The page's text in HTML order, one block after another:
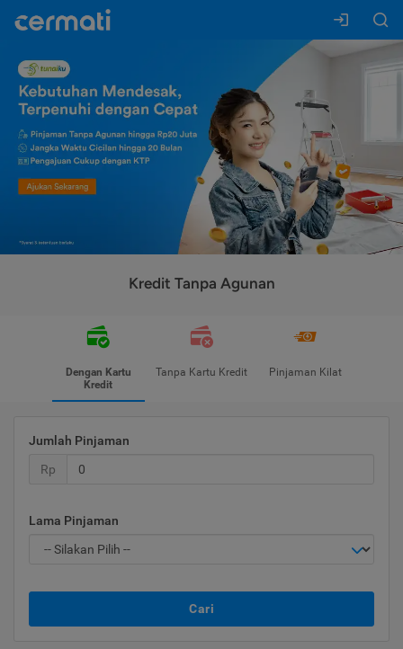
Kredit Tanpa Agunan
Dengan Kartu
Kredit
Tanpa Kartu Kredit Pinjaman Kilat
Jumlah Pinjaman
Rp
Lama Pinjaman
Cari